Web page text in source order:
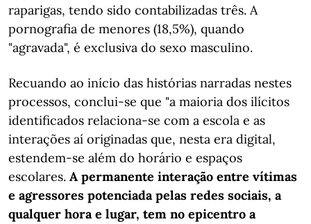
raparigas, tendo sido contabilizadas três. A
pornografia de menores (18,5%), quando
"agravada", é exclusiva do sexo masculino.
Recuando ao início das histórias narradas nestes
processos, conclui-se que "a maioria dos ilícitos
identificados relaciona-se com a escola e as
interações aí originadas que, nesta era digital,
estendem-se além do horário e espaços
escolares. A permanente interação entre vítimas
e agressores potenciada pelas redes sociais, a
qualquer hora e lugar, tem no epicentro a